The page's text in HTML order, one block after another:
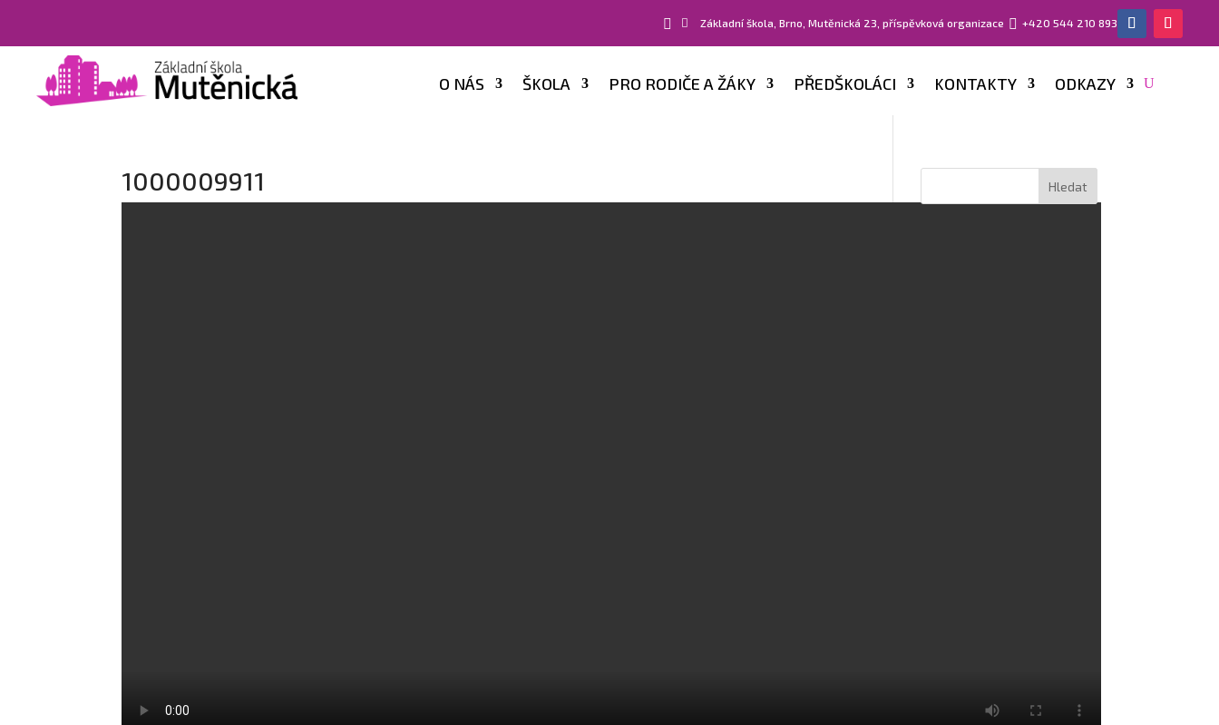
  Základní škola, Brno, Mutěnická 23, příspěvková organizace  +420 544 210 893
O NÁS ŠKOLA PRO RODIČE A ŽÁKY PŘEDŠKOLÁCI KONTAKTY ODKAZY
1000009911